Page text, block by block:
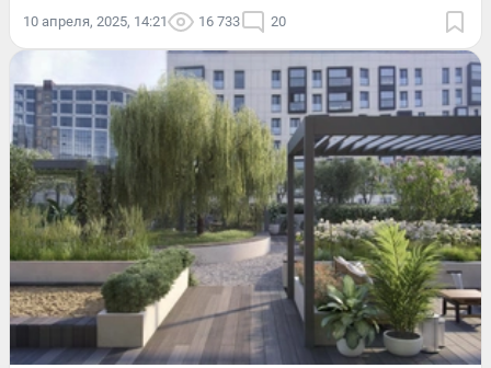
10 апреля, 2025, 14:21 16 733 20